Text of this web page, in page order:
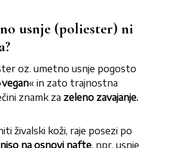
usnje (poliester) ni
oz. umetno usnje pogosto
vegan« in zato trajnostna
znamk za zeleno zavajanje.
živalski koži, raje posezi po
na osnovi nafte, npr. usnje